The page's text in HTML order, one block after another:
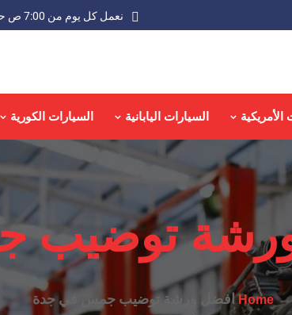
نعمل كل يوم من 7:00 ص حتى 9:00 م عدا الجمعة
الأمريكية السيارات اليابانية السيارات الكورية
Homeافضل ورشة توضيب جمس في جدة